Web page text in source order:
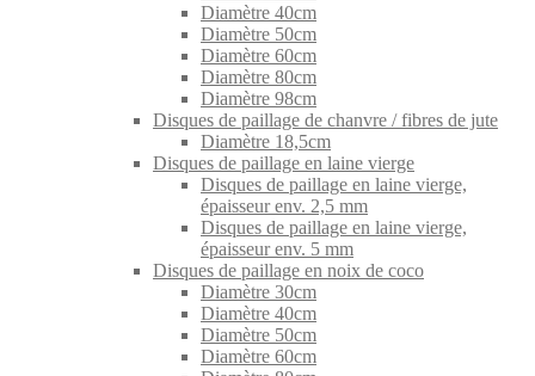
Diamètre 40cm
Diamètre 50cm
Diamètre 60cm
Diamètre 80cm
Diamètre 98cm
Disques de paillage de chanvre / fibres de jute
Diamètre 18,5cm
Disques de paillage en laine vierge
Disques de paillage en laine vierge,
épaisseur env. 2,5 mm
Disques de paillage en laine vierge,
épaisseur env. 5 mm
Disques de paillage en noix de coco
Diamètre 30cm
Diamètre 40cm
Diamètre 50cm
Diamètre 60cm